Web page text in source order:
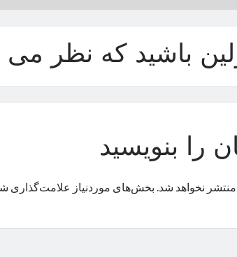
باشید که نظر می
را بنویسید
نخواهد شد. بخش‌های موردنیاز علامت‌گذاری